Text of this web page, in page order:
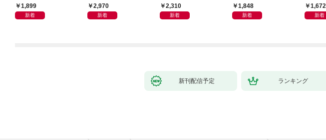
出・手続きの準備（き
ずな出版）
1,899
新着
2,970
新着
新版 裁判・訴訟の法
律がわかる事典
2,310
新着
十年 弁護士・税理士
が教える全整理と手続
1,848
新着
手放し方
1,672
新着
新刊配信予定 ランキング